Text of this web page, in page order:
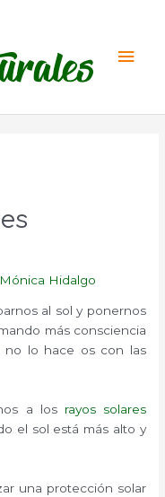
Mónica Hidalgo
al sol y ponernos
más consciencia
no lo hace os con las
a los rayos solares
el sol está más alto y
una protección solar